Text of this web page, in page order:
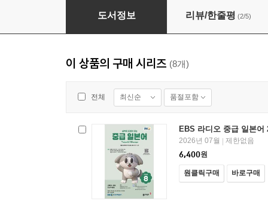
EBS 라디오 중급 일본어 2026년 6월호
도서정보 리뷰/한줄평 (2/5)
이 상품의 구매 시리즈 (8개)
전체 최신순 품절포함
EBS 라디오 중급 일본어
2026년 07월 | 제한없음
6,400원
원클릭구매 바로구매